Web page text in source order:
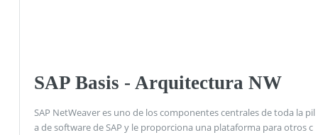
SAP Basis - Arquitectura NW
SAP NetWeaver es uno de los componentes centrales de toda la pil
a de software de SAP y le proporciona una plataforma para otros c